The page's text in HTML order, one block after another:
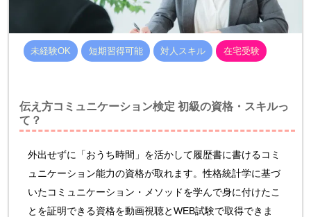
未経験OK 短期習得可能 対人スキル 在宅受験
伝え方コミュニケーション検定 初級の資格・スキルっ
て？
外出せずに「おうち時間」を活かして履歴書に書けるコミ
ュニケーション能力の資格が取れます。性格統計学に基づ
いたコミュニケーション・メソッドを学んで身に付けたこ
とを証明できる資格を動画視聴とWEB試験で取得できま